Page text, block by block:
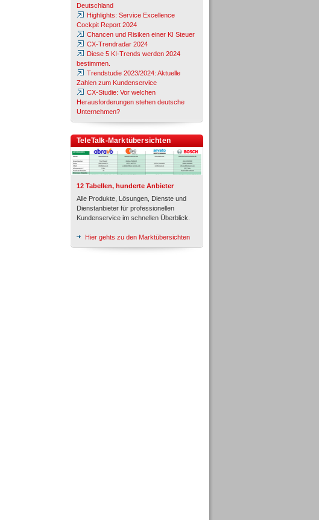
Deutschland
Highlights: Service Excellence
Cockpit Report 2024
Chancen und Risiken einer KI Steuer
CX-Trendradar 2024
Diese 5 KI-Trends werden 2024
bestimmen.
Trendstudie 2023/2024: Aktuelle
Zahlen zum Kundenservice
CX-Studie: Vor welchen
Herausforderungen stehen deutsche
Unternehmen?
TeleTalk-Marktübersichten
12 Tabellen, hunderte Anbieter
Alle Produkte, Lösungen, Dienste und
Dienstanbieter für professionellen
Kundenservice im schnellen Überblick.
Hier gehts zu den Marktübersichten